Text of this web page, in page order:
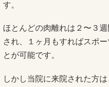
す。
ほとんどの肉離れは２〜３
され、１ヶ月もすればスポ
とが可能です。
しかし当院に来院された方